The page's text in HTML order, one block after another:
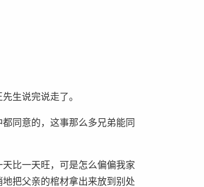
生说完说走了。
同意的，这事那么多兄弟能同
比一天旺，可是怎么偏偏我家
把父亲的棺材拿出来放到别处